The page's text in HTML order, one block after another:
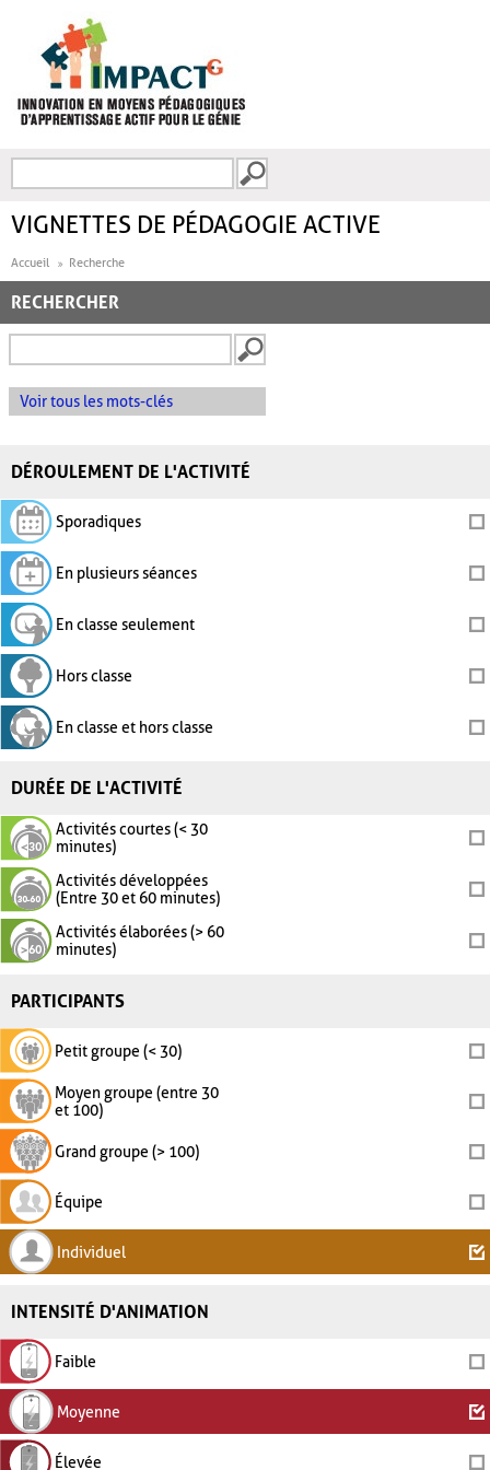
FORMULAIRE DE
VIGNETTES DE PÉDAGOGIE ACTIVE
Accueil Recherche
RECHERCHER
Voir tous les mots-clés
DÉROULEMENT DE L'ACTIVITÉ
Sporadiques
En plusieurs séances
En classe seulement
Hors classe
En classe et hors classe
DURÉE DE L'ACTIVITÉ
Activités courtes (< 30
minutes)
Activités développées
(Entre 30 et 60 minutes)
Activités élaborées (> 60
minutes)
PARTICIPANTS
Petit groupe (< 30)
Moyen groupe (entre 30
et 100)
Grand groupe (> 100)
Équipe
Individuel
INTENSITÉ D'ANIMATION
Faible
Moyenne
Élevée